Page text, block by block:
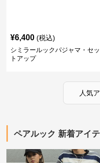
¥6,400 (税込)
シミラールックパジャマ・セッ
トアップ
人気
ペアルック 新着アイ